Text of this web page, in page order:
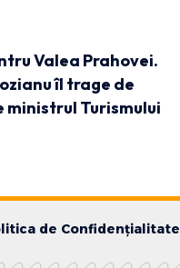
Valea Prahovei.
îl trage de
ministrul Turismului
de Confidențialitate